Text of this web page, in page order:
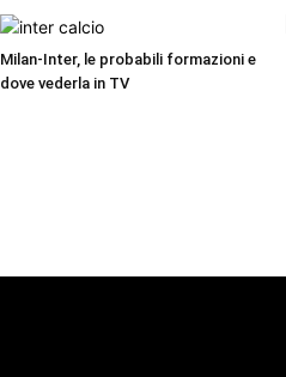
Milan-Inter, le probabili formazioni e
dove vederla in TV